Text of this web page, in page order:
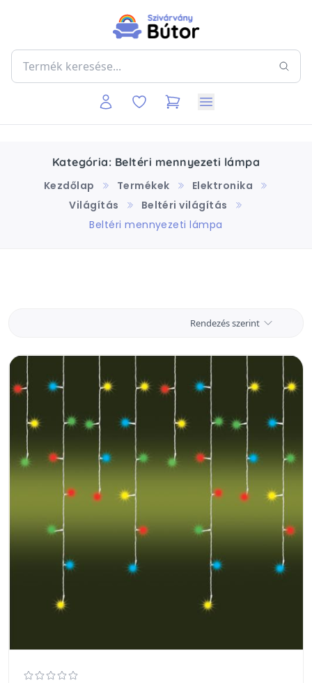
Kategória: Beltéri mennyezeti lámpa
Kezdőlap
Termékek
Elektronika
Világítás
Beltéri világítás
Beltéri mennyezeti lámpa
Rendezés szerint